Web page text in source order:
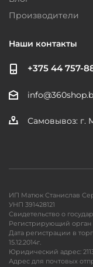
Производители
Наши контакты
+375 44 757-
Самовывоз: г.
ИП Матюк Станислав
УНП 391428121
Свидетельство о
Регистрирующий
Дата регистрации в
15.12.2014г.
Юридический адрес:
Адрес для почтовых